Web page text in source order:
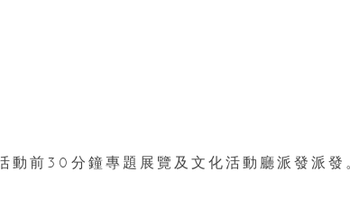
動前30分鐘專題展覽及文化活動廳派發派發